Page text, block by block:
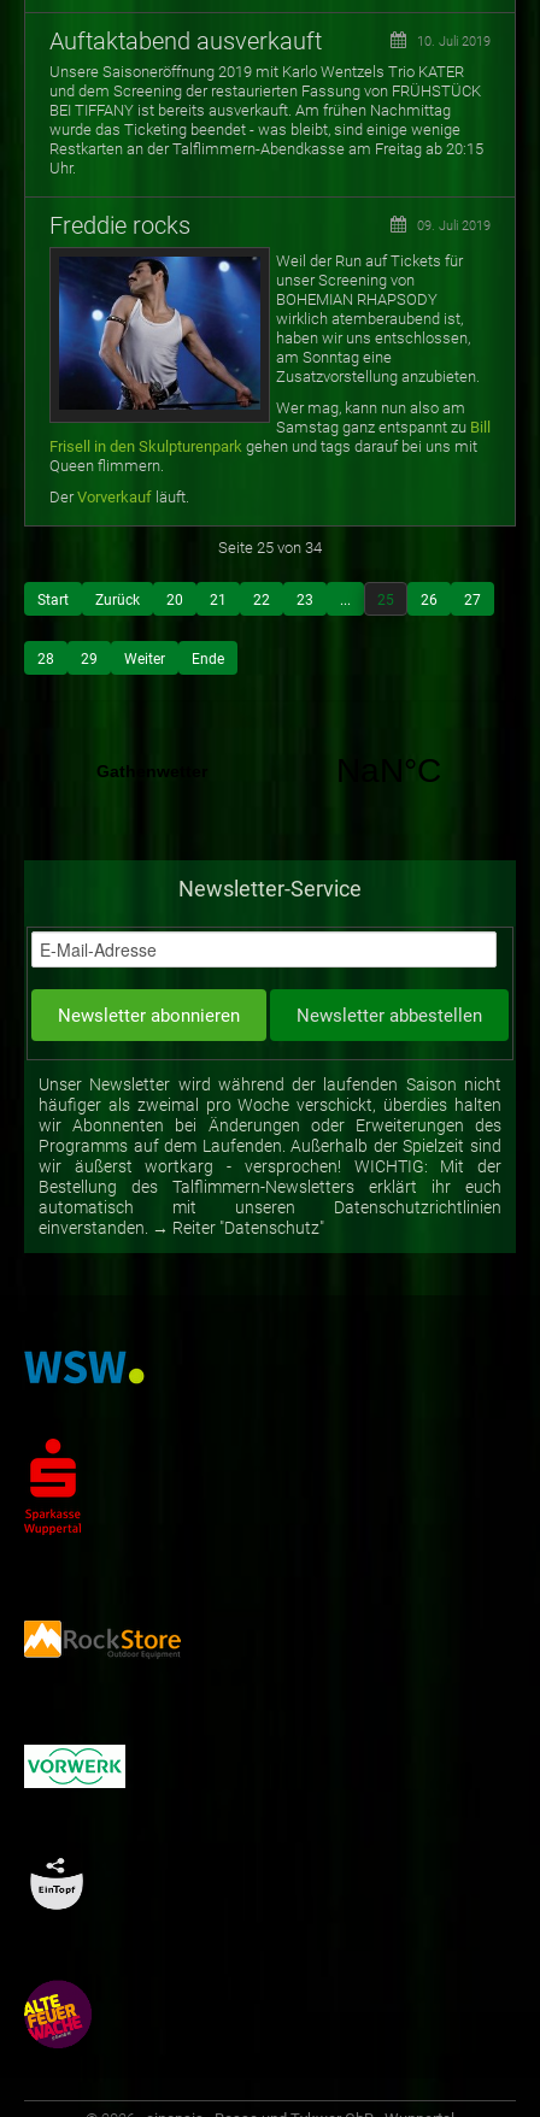
Auftaktabend ausverkauft 10. Juli 2019
Unsere Saisoneröffnung 2019 mit Karlo Wentzels Trio KATER
und dem Screening der restaurierten Fassung von FRÜHSTÜCK
BEI TIFFANY ist bereits ausverkauft. Am frühen Nachmittag
wurde das Ticketing beendet - was bleibt, sind einige wenige
Restkarten an der Talflimmern-Abendkasse am Freitag ab 20:15
Uhr.
Freddie rocks 09. Juli 2019
Weil der Run auf Tickets für
unser Screening von
BOHEMIAN RHAPSODY
wirklich atemberaubend ist,
haben wir uns entschlossen,
am Sonntag eine
Zusatzvorstellung anzubieten.
Wer mag, kann nun also am
Samstag ganz entspannt zu Bill
Frisell in den Skulpturenpark gehen und tags darauf bei uns mit
Queen flimmern.
DerVorverkauf läuft.
Seite 25 von 34
Start Zurück 20 21 22 23 ... 25 26 27
28 29 Weiter Ende
Newsletter-Service
Unser Newsletter wird während der laufenden Saison nicht
häufiger als zweimal pro Woche verschickt, überdies halten
wir Abonnenten bei Änderungen oder Erweiterungen des
Programms auf dem Laufenden. Außerhalb der Spielzeit sind
wir äußerst wortkarg - versprochen! WICHTIG: Mit der
Bestellung des Talflimmern-Newsletters erklärt ihr euch
automatisch mit unseren Datenschutzrichtlinien
einverstanden. → Reiter "Datenschutz"